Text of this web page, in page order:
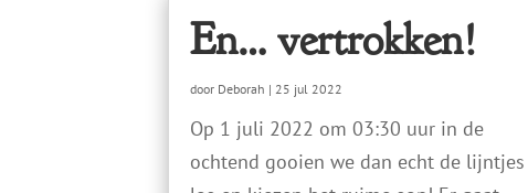
En… vertrokken!
door Deborah | 25 jul 2022
Op 1 juli 2022 om 03:30 uur in de
ochtend gooien we dan echt de lijntjes